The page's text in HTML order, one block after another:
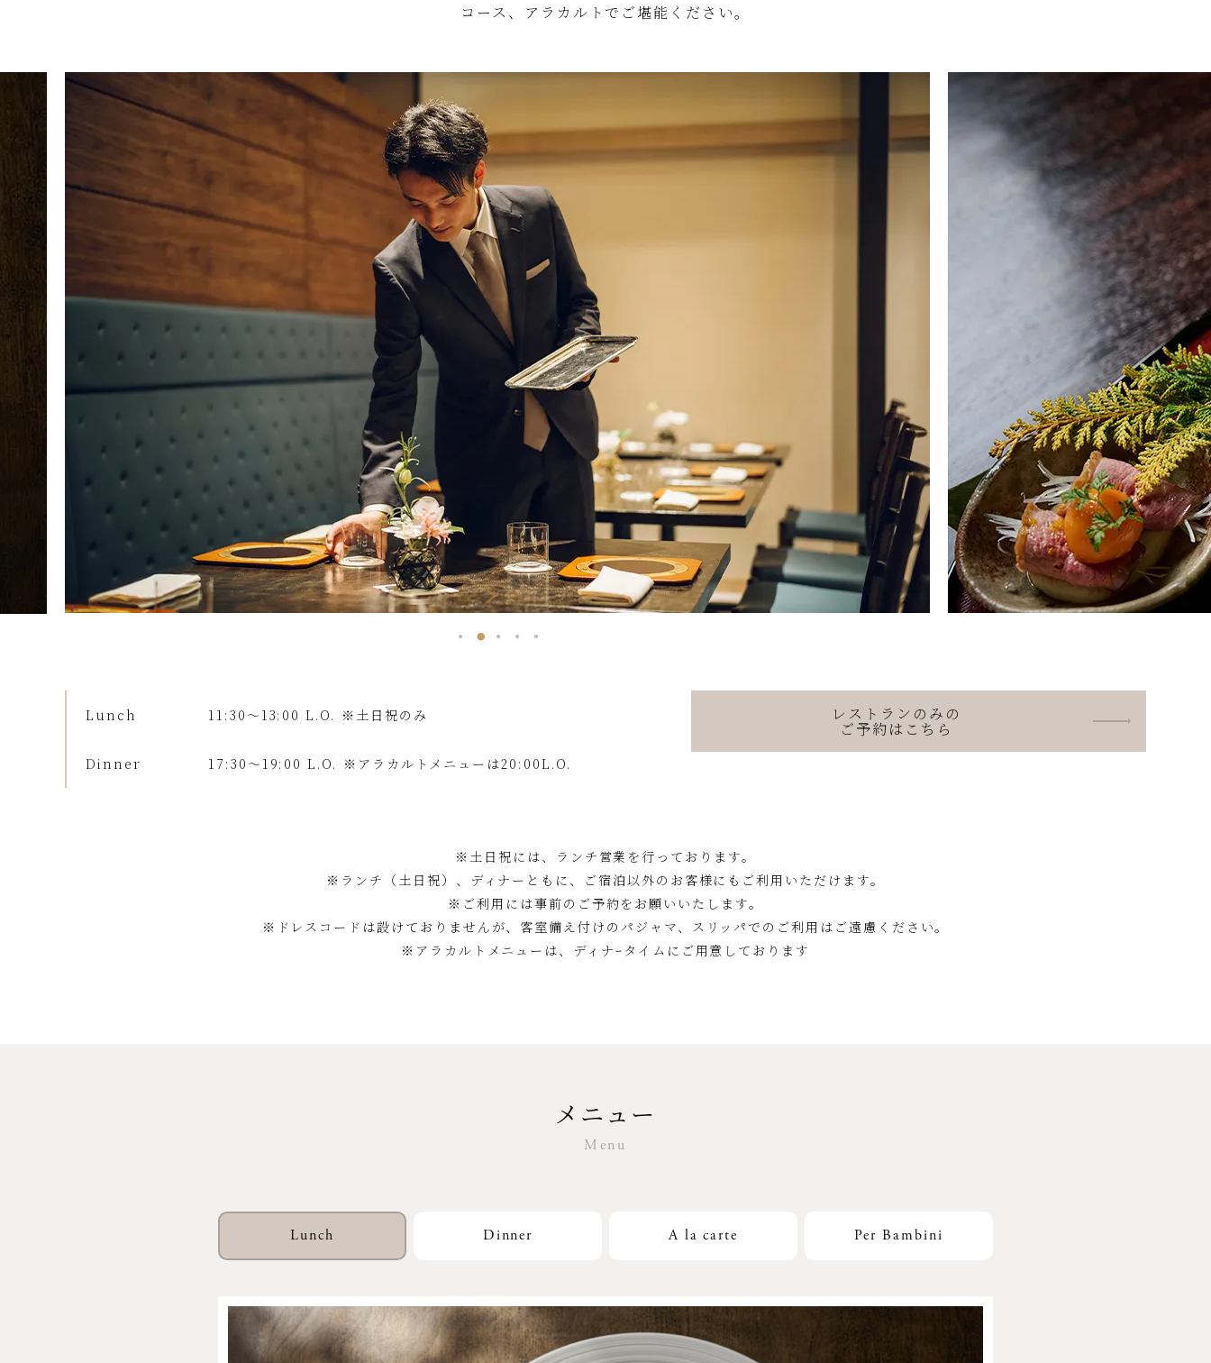
コース、アラカルトでご堪能ください。
Lunch 11:30～13:00 L.O. ※土日祝のみ
Dinner 17:30～19:00 L.O. ※アラカルトメニューは20:00L.O.
レストランのみの
ご予約はこちら
土日祝には、ランチ営業を行っております。
ランチ（土日祝）、ディナーともに、ご宿泊以外のお客様にもご利用いただけます。
ご利用には事前のご予約をお願いいたします。
ドレスコードは設けておりませんが、客室備え付けのパジャマ、スリッパでのご利用はご遠慮ください。
アラカルトメニューは、ディナｰタイムにご用意しております
メニュー
Menu
Lunch Dinner A la carte Per Bambini